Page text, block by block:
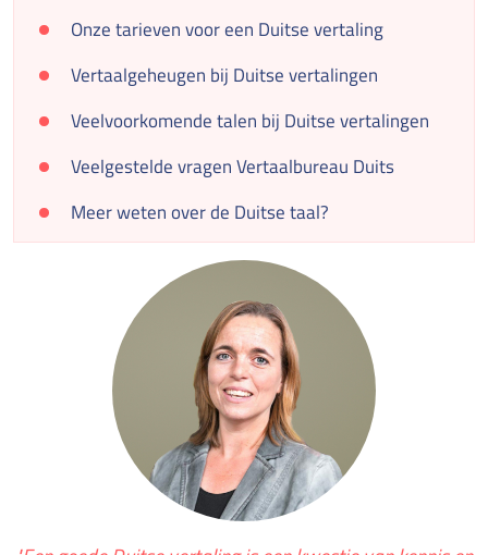
Onze tarieven voor een Duitse vertaling
Vertaalgeheugen bij Duitse vertalingen
Veelvoorkomende talen bij Duitse vertalingen
Veelgestelde vragen Vertaalbureau Duits
Meer weten over de Duitse taal?